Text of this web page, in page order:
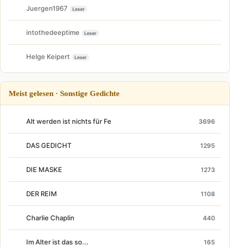
Juergen1967 Leser
intothedeeptime Leser
Helge Keipert Leser
Meist gelesen · Sonstige Gedichte
Alt werden ist nichts für Fe 3696
DAS GEDICHT 1295
DIE MASKE 1273
DER REIM 1108
Charlie Chaplin 440
Im Alter ist das so... 165